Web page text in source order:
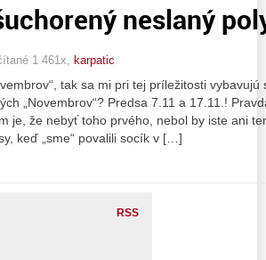
neslaný
1 461x, karpatic
tak sa mi pri tej príležitosti
„Novembrov“? Predsa 7.11 a 17.11.!
je, že nebyť toho prvého, nebol by iste ani
keď „sme“ povalili socík v […]
RSS